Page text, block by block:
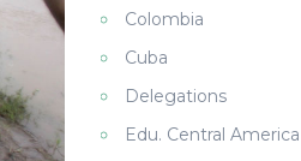
Colombia
Cuba
Delegations
Edu. Central America